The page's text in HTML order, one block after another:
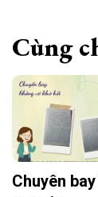
Cùng
Chuyên